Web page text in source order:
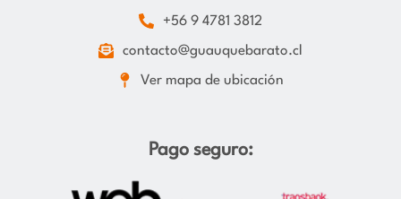
+56 9 4781 3812
contacto@guauquebarato.cl
Ver mapa de ubicación
Pago seguro: